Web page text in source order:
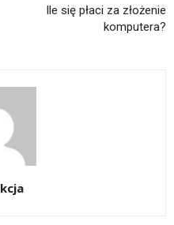
Ile się płaci za złożenie
komputera?